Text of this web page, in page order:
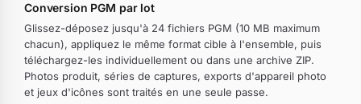
Conversion PGM par lot
Glissez-déposez jusqu'à 24 fichiers PGM (10 MB maximum
chacun), appliquez le même format cible à l'ensemble, puis
téléchargez-les individuellement ou dans une archive ZIP.
Photos produit, séries de captures, exports d'appareil photo
et jeux d'icônes sont traités en une seule passe.